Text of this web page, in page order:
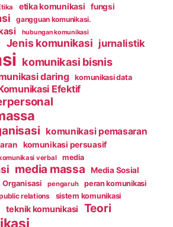
etika komunikasi fungsi
gangguan komunikasi.
hubungan komunikasi
Jenis komunikasi jurnalistik
komunikasi bisnis
daring komunikasi data
Efektif
komunikasi pemasaran
komunikasi persuasif
verbal media
media massa Media Sosial
Organisasi pengaruh peran komunikasi
relations sistem komunikasi
teknik komunikasi Teori